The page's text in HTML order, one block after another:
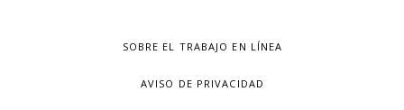
SOBRE EL TRABAJO EN LÍNEA
AVISO DE PRIVACIDAD